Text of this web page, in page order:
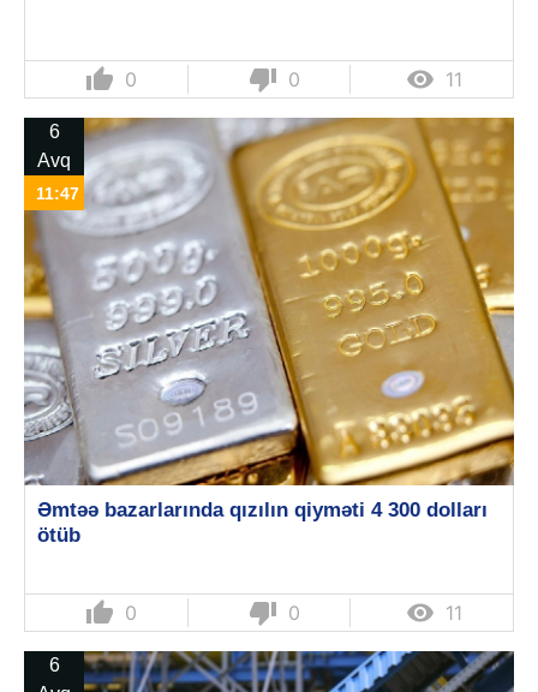
thumb_up 0 thumb_down 0  11
6
Avq
11:47
Əmtəə bazarlarında qızılın qiyməti 4 300 dolları
ötüb
thumb_up 0 thumb_down 0  11
6